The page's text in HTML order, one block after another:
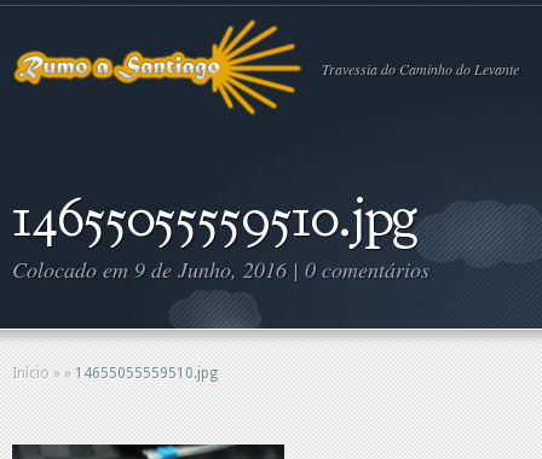
Travessia do Caminho do Levante
14655055559510.jpg
Colocado em 9 de Junho, 2016 | 0 comentários
Início » » 14655055559510.jpg